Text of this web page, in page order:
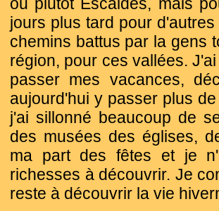
jours plus tard pour
chemins battus par la gens
région, pour ces vallées.
passer mes vacances,
aujourd'hui y passer plus
j'ai sillonné beaucoup de
des musées des églises,
ma part des fêtes et je
richesses à découvrir. Je
reste à découvrir la vie